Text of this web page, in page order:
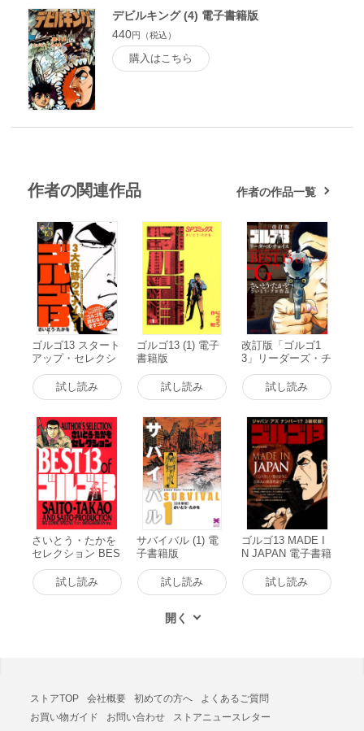
デビルキング (4) 電子書籍版
440円（税込）
購入はこちら
作者の関連作品 作者の作品一覧
ゴルゴ13 スタート
アップ・セレクシ
ョン ゴルゴ13 3大
奇跡のスナイプ!
電子書籍版
試し読み
ゴルゴ13 (1) 電子
書籍版
試し読み
改訂版「ゴルゴ1
3」リーダーズ・チ
ョイス 電子書籍版
試し読み
さいとう・たかを
セレクション BES
T13 of ゴルゴ13 電
子書籍版試し読み
サバイバル (1) 電
子書籍版
試し読み
ゴルゴ13 MADE I
N JAPAN 電子書籍
試し読み
ストアTOP 会社概要 初めての方へ
よくあるご質問
お買い物ガイド
お問い合わせ
ストアニュースレター